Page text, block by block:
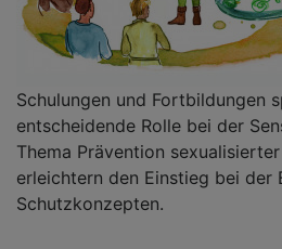
Schulungen und Fortbildungen
entscheidende Rolle bei der
Thema Prävention
erleichtern den Einstieg bei der
Schutzkonzepten.